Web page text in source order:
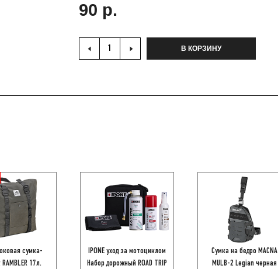
90 р.
В КОРЗИНУ
сумка-
17л.
IPONE уход за мотоциклом
Набор дорожный ROAD TRIP
Сумка на бедро MACNA
MULB-2 Legian черная